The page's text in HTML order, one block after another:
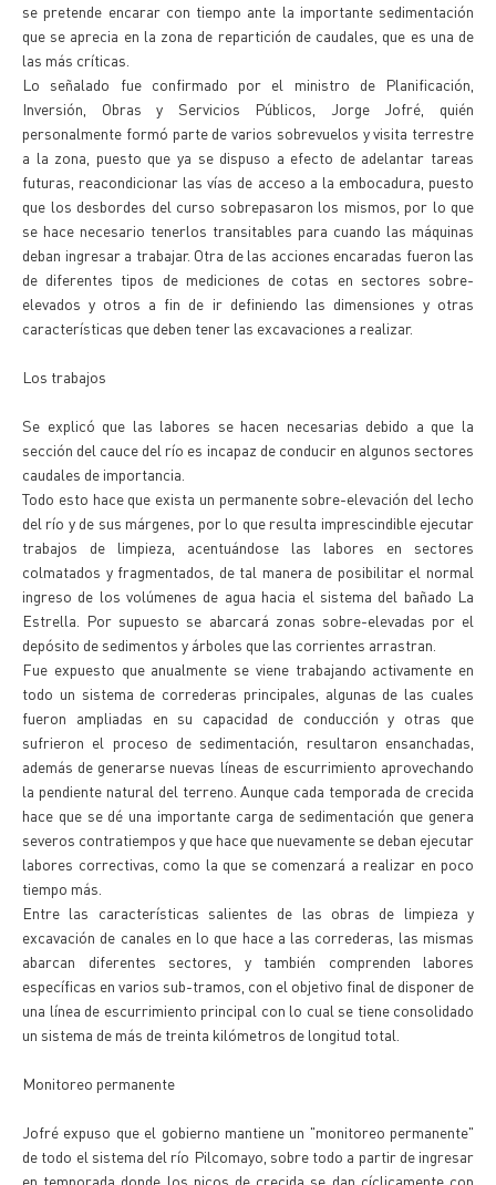
se pretende encarar con tiempo ante la importante sedimentación
que se aprecia en la zona de repartición de caudales, que es una de
las más críticas.
Lo señalado fue confirmado por el ministro de Planificación,
Inversión, Obras y Servicios Públicos, Jorge Jofré, quién
personalmente formó parte de varios sobrevuelos y visita terrestre
a la zona, puesto que ya se dispuso a efecto de adelantar tareas
futuras, reacondicionar las vías de acceso a la embocadura, puesto
que los desbordes del curso sobrepasaron los mismos, por lo que
se hace necesario tenerlos transitables para cuando las máquinas
deban ingresar a trabajar. Otra de las acciones encaradas fueron las
de diferentes tipos de mediciones de cotas en sectores sobre-
elevados y otros a fin de ir definiendo las dimensiones y otras
características que deben tener las excavaciones a realizar.
Los trabajos
Se explicó que las labores se hacen necesarias debido a que la
sección del cauce del río es incapaz de conducir en algunos sectores
caudales de importancia.
Todo esto hace que exista un permanente sobre-elevación del lecho
del río y de sus márgenes, por lo que resulta imprescindible ejecutar
trabajos de limpieza, acentuándose las labores en sectores
colmatados y fragmentados, de tal manera de posibilitar el normal
ingreso de los volúmenes de agua hacia el sistema del bañado La
Estrella. Por supuesto se abarcará zonas sobre-elevadas por el
depósito de sedimentos y árboles que las corrientes arrastran.
Fue expuesto que anualmente se viene trabajando activamente en
todo un sistema de correderas principales, algunas de las cuales
fueron ampliadas en su capacidad de conducción y otras que
sufrieron el proceso de sedimentación, resultaron ensanchadas,
además de generarse nuevas líneas de escurrimiento aprovechando
la pendiente natural del terreno. Aunque cada temporada de crecida
hace que se dé una importante carga de sedimentación que genera
severos contratiempos y que hace que nuevamente se deban ejecutar
labores correctivas, como la que se comenzará a realizar en poco
tiempo más.
Entre las características salientes de las obras de limpieza y
excavación de canales en lo que hace a las correderas, las mismas
abarcan diferentes sectores, y también comprenden labores
específicas en varios sub-tramos, con el objetivo final de disponer de
una línea de escurrimiento principal con lo cual se tiene consolidado
un sistema de más de treinta kilómetros de longitud total.
Monitoreo permanente
Jofré expuso que el gobierno mantiene un "monitoreo permanente"
de todo el sistema del río Pilcomayo, sobre todo a partir de ingresar
en temporada donde los picos de crecida se dan cíclicamente con